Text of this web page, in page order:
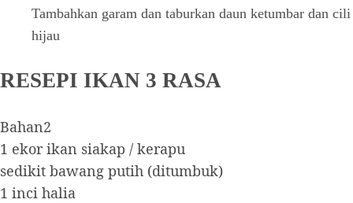
Tambahkan garam dan taburkan daun ketumbar dan cili
hijau
RESEPI IKAN 3 RASA
Bahan2
1 ekor ikan siakap / kerapu
sedikit bawang putih (ditumbuk)
1 inci halia